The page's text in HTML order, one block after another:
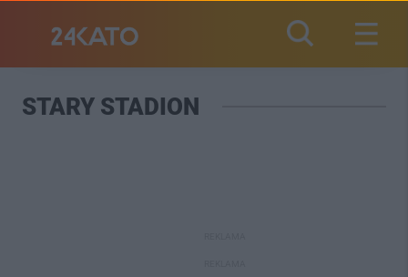
STARY STADION